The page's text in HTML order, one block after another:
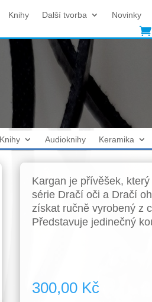
Knihy Další tvorba Novinky
Knihy Audioknihy Keramika
Kargan je přívěšek,
série Dračí oči a Dračí
získat ručně vyrobený z
Představuje jedinečný
300,00 Kč